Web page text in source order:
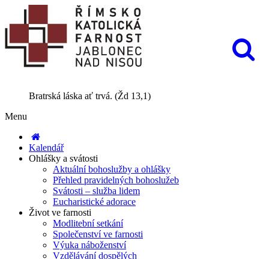
Bratrská láska ať trvá. (Žd 13,1)
Menu
Kalendář
Ohlášky a svátosti
Aktuální bohoslužby a ohlášky
Přehled pravidelných bohoslužeb
Svátosti – služba lidem
Eucharistické adorace
Život ve farnosti
Modlitební setkání
Společenství ve farnosti
Výuka náboženství
Vzdělávání dospělých